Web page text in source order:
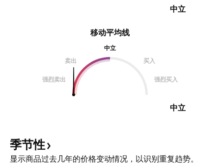
中立
移动平均线
中立
卖出
买入
强烈卖出 强烈买入
中立
季节性
显示商品过去几年的价格变动情况，以识别重复趋势。